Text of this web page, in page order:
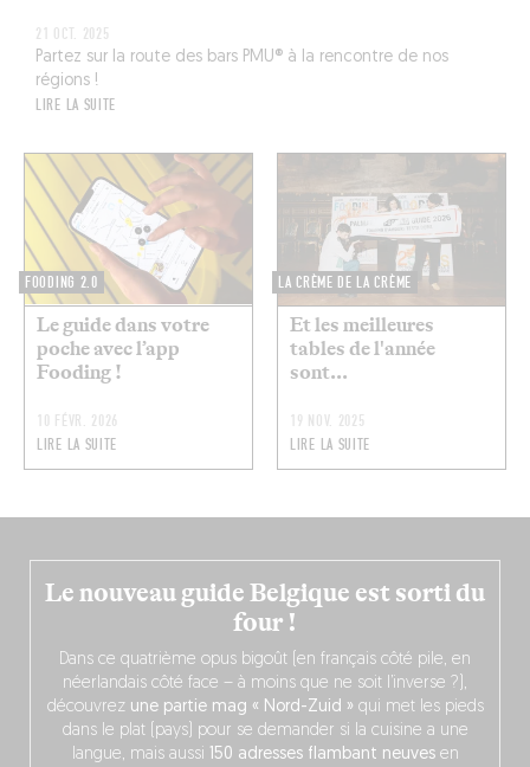
21 OCT. 2025
Partez sur la route des bars PMU® à la rencontre de nos
régions !
LIRE LA SUITE
FOODING 2.0
Le guide dans votre
poche avec l’app
Fooding !
10 FÉVR. 2026
LIRE LA SUITE
LA CRÈME DE LA CRÈME
Et les meilleures
tables de l'année
sont...
19 NOV. 2025
LIRE LA SUITE
Le nouveau guide Belgique est sorti du
four !
Dans ce quatrième opus bigoût (en français côté pile, en
néerlandais côté face – à moins que ne soit l’inverse ?),
découvrez une partie mag « Nord-Zuid » qui met les pieds
dans le plat (pays) pour se demander si la cuisine a une
langue, mais aussi 150 adresses flambant neuvesen